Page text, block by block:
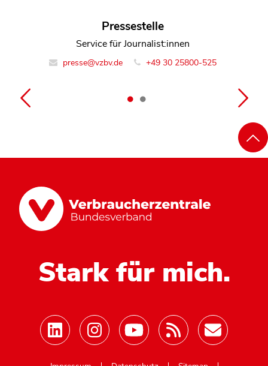
Pressestelle
Service für Journalist:innen
presse@vzbv.de +49 30 25800-525
Susanne Einsiedler
Referentin Team Rechtsdurchsetzung
info@vzbv.de +49 30 25800-0
Stark für mich.